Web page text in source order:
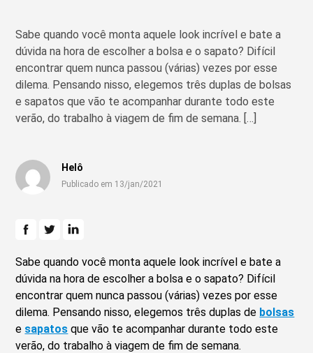
Sabe quando você monta aquele look incrível e bate a
dúvida na hora de escolher a bolsa e o sapato? Difícil
encontrar quem nunca passou (várias) vezes por esse
dilema. Pensando nisso, elegemos três duplas de bolsas
e sapatos que vão te acompanhar durante todo este
verão, do trabalho à viagem de fim de semana. […]
Helô
Publicado em 13/jan/2021
Sabe quando você monta aquele look incrível e bate a
dúvida na hora de escolher a bolsa e o sapato? Difícil
encontrar quem nunca passou (várias) vezes por esse
dilema. Pensando nisso, elegemos três duplas de bolsas
e sapatos que vão te acompanhar durante todo este
verão, do trabalho à viagem de fim de semana.